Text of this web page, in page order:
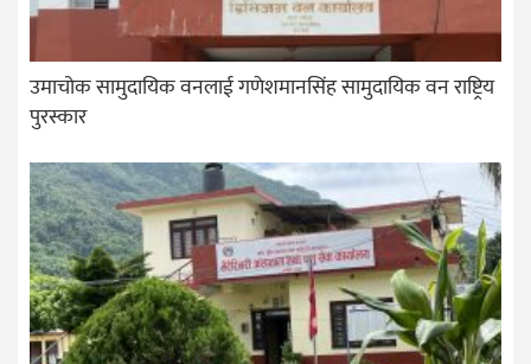
उमाचोक सामुदायिक वनलाई गणेशमानसिंह सामुदायिक वन राष्ट्रिय
पुरस्कार